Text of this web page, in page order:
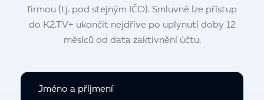
firmou (tj. pod stejným IČO). Smluvně lze přístup
do K2.TV+ ukončit nejdříve po uplynutí doby 12
měsíců od data zaktivnění účtu.
Jméno a příjmení